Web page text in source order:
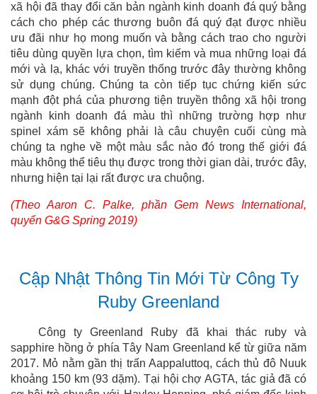
xã hội đã thay đổi căn bản ngành kinh doanh đá quý bằng
cách cho phép các thương buôn đá quý đạt được nhiều
ưu đãi như họ mong muốn và bằng cách trao cho người
tiêu dùng quyền lựa chọn, tìm kiếm và mua những loại đá
mới và lạ, khác với truyền thống trước đây thường không
sử dụng chúng. Chúng ta còn tiếp tục chứng kiến sức
mạnh đột phá của phương tiện truyền thông xã hội trong
ngành kinh doanh đá màu thì những trường hợp như
spinel xám sẽ không phải là câu chuyện cuối cùng mà
chúng ta nghe về một màu sắc nào đó trong thế giới đá
màu không thể tiêu thụ được trong thời gian dài, trước đây,
nhưng hiện tại lại rất được ưa chuộng.
(Theo Aaron C. Palke, phần Gem News International,
quyển G&G Spring 2019)
Cập Nhật Thông Tin Mới Từ Công Ty
Ruby Greenland
Công ty Greenland Ruby đã khai thác ruby và
sapphire hồng ở phía Tây Nam Greenland kể từ giữa năm
2017. Mỏ nằm gần thị trấn Aappaluttoq, cách thủ đô Nuuk
khoảng 150 km (93 dặm). Tại hội chợ AGTA, tác giả đã có